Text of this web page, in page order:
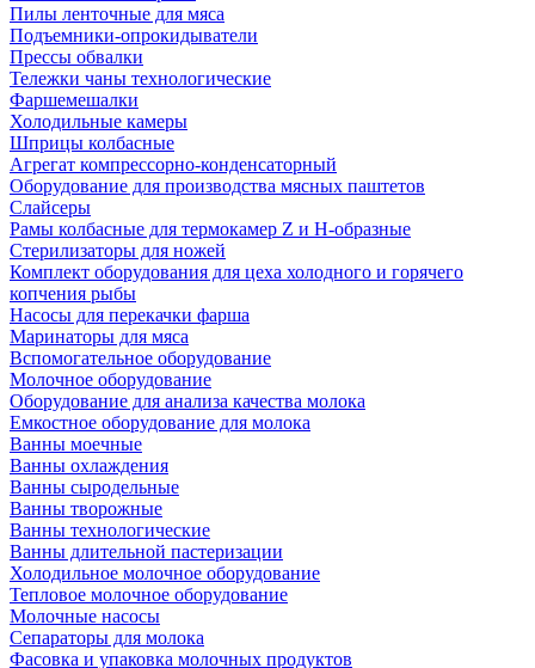
Пилы ленточные для мяса
Подъемники-опрокидыватели
Прессы обвалки
Тележки чаны технологические
Фаршемешалки
Холодильные камеры
Шприцы колбасные
Агрегат компрессорно-конденсаторный
Оборудование для производства мясных паштетов
Слайсеры
Рамы колбасные для термокамер Z и H-образные
Стерилизаторы для ножей
Комплект оборудования для цеха холодного и горячего
копчения рыбы
Насосы для перекачки фарша
Маринаторы для мяса
Вспомогательное оборудование
Молочное оборудование
Оборудование для анализа качества молока
Емкостное оборудование для молока
Ванны моечные
Ванны охлаждения
Ванны сыродельные
Ванны творожные
Ванны технологические
Ванны длительной пастеризации
Холодильное молочное оборудование
Тепловое молочное оборудование
Молочные насосы
Сепараторы для молока
Фасовка и упаковка молочных продуктов